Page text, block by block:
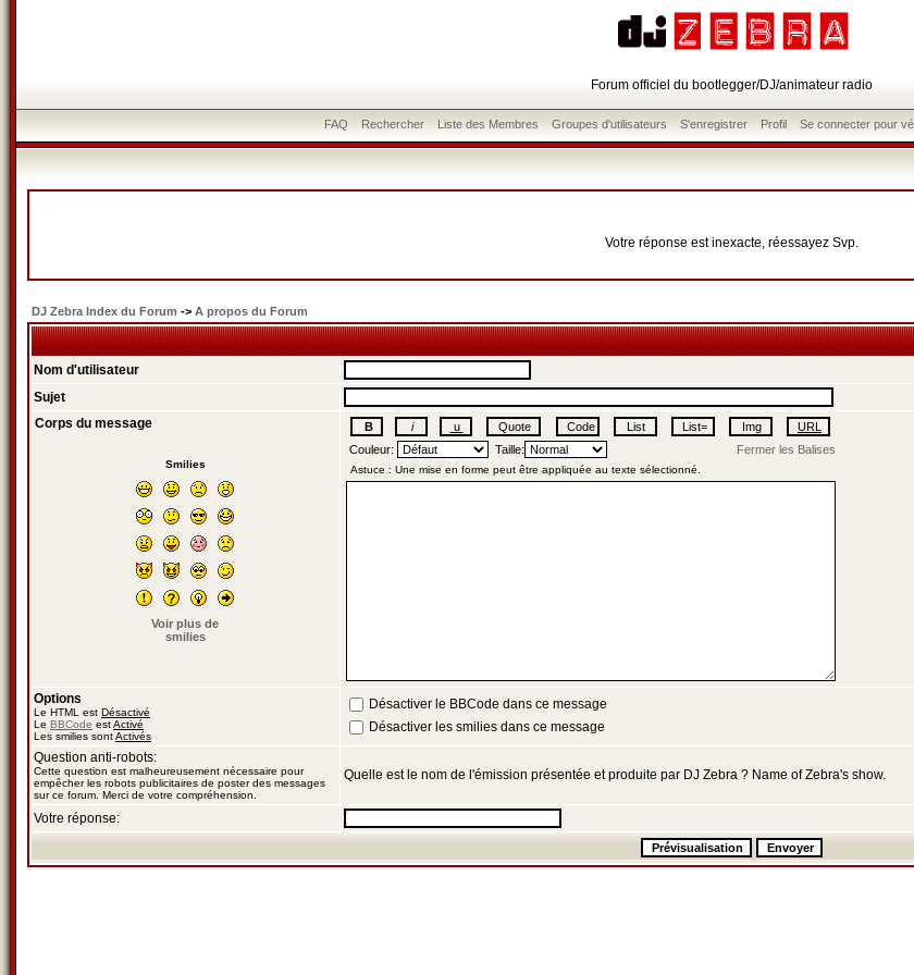
Forum officiel du bootlegger/DJ/animateur radio
FAQ Rechercher Liste des Membres Groupes d'utilisateurs S'enregistrer Profil Se connecter pour
Votre réponse est inexacte, réessayez Svp.
DJ Zebra Index du Forum -> A propos du Forum
Nom d'utilisateur
Sujet
Corps du message
Smilies
Voir plus de
smilies
Couleur: Taille: Fermer les Balises
Options
Le HTML est Désactivé
Le BBCode estActivé
Les smilies sontActivés
Désactiver le BBCode dans ce message
Désactiver les smilies dans ce message
Question anti-robots:
Cette question est malheureusement nécessaire pour
empêcher les robots publicitaires de poster des messages
sur ce forum. Merci de votre compréhension.
Quelle est le nom de l'émission présentée et produite par DJ Zebra ? Name of Zebra's show.
Votre réponse: